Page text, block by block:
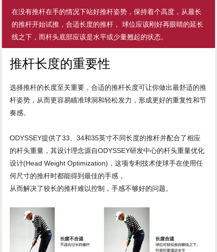
在没有推杆在手的情况下站好推杆姿势，保持着个高度，从最长
的推杆开始试推，合适长度的推杆， 球位应该刚好再眼睛的延长
线之下，而杆头底部应该是水平或少量翘起的状态。
推杆长度的重要性
选择推杆的长度至关重要，合适的推杆长度可让你做出最舒适的推
杆姿势，从而更容易瞄准球洞和轻松发力，形成更好的重复性和节
奏感。
ODYSSEY提供了33、34和35英寸不同长度的推杆并配合了相应
的杆头重量，其设计理念源自ODYSSEY研发中心的杆头重量优化
设计(Head Weight Optimization)，这项专利技术使球手在使用任
何尺寸的推杆时都能得到最佳的手感，
从而解决了较长的推杆难以控制，手感不够好的问题。